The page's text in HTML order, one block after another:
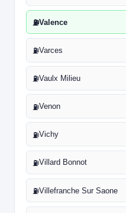
⛽Valence
⛽Varces
⛽Vaulx Milieu
⛽Venon
⛽Vichy
⛽Villard Bonnot
⛽Villefranche Sur Saone